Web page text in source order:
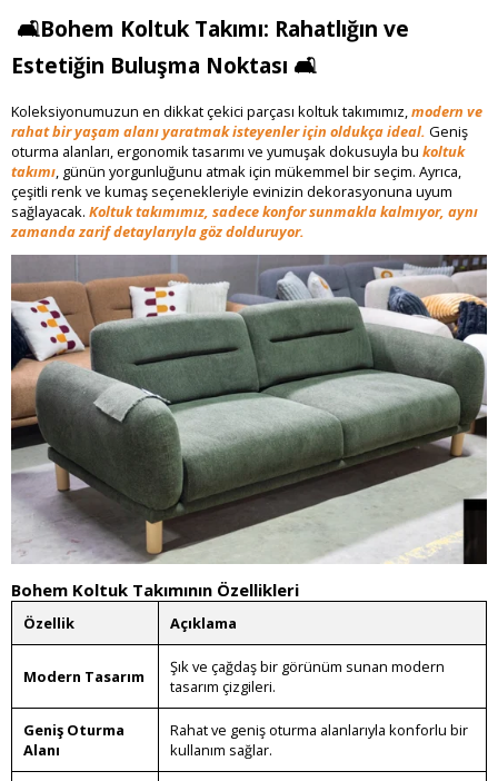
🛋️Bohem Koltuk Takımı: Rahatlığın ve
Estetiğin Buluşma Noktası 🛋️
Koleksiyonumuzun en dikkat çekici parçası koltuk takımımız, modern ve
rahat bir yaşam alanı yaratmak isteyenler için oldukça ideal. Geniş
oturma alanları, ergonomik tasarımı ve yumuşak dokusuyla bu koltuk
takımı , günün yorgunluğunu atmak için mükemmel bir seçim. Ayrıca,
çeşitli renk ve kumaş seçenekleriyle evinizin dekorasyonuna uyum
sağlayacak. Koltuk takımımız, sadece konfor sunmakla kalmıyor, aynı
zamanda zarif detaylarıyla göz dolduruyor.
Bohem Koltuk Takımının Özellikleri
Özellik Açıklama
Modern Tasarım
Şık ve çağdaş bir görünüm sunan modern
tasarım çizgileri.
Geniş Oturma
Alanı
Rahat ve geniş oturma alanlarıyla konforlu bir
kullanım sağlar.